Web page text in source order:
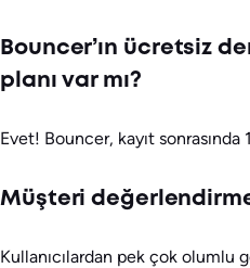
Bouncer’ın ücretsiz
planı var mı?
Evet! Bouncer, kayıt
Müşteri
Kullanıcılardan pek çok olumlu